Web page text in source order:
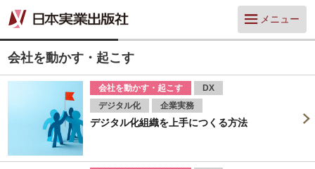
メニュー
会社を動かす・起こす
会社を動かす・起こす
DX
デジタル化
企業実務
デジタル化組織を上手につくる方法